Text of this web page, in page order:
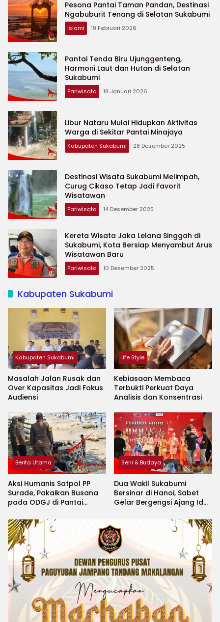
Pesona Pantai Taman Pandan, Destinasi
Ngabuburit Tenang di Selatan Sukabumi
Islami 19 Februari 2026
Pantai Tenda Biru Ujunggenteng,
Harmoni Laut dan Hutan di Selatan
Sukabumi
Pariwisata 18 Januari 2026
Libur Nataru Mulai Hidupkan Aktivitas
Warga di Sekitar Pantai Minajaya
Kabupaten Sukabumi 28 Desember 2025
Destinasi Wisata Sukabumi Melimpah,
Curug Cikaso Tetap Jadi Favorit
Wisatawan
Pariwisata 14 Desember 2025
Kereta Wisata Jaka Lelana Singgah di
Sukabumi, Kota Bersiap Menyambut Arus
Wisatawan Baru
Pariwisata 10 Desember 2025
Kabupaten Sukabumi
Kabupaten Sukabumi
Masalah Jalan Rusak dan
Over Kapasitas Jadi Fokus
Audiensi
life Style
Kebiasaan Membaca
Terbukti Perkuat Daya
Analisis dan Konsentrasi
Berita Utama
Aksi Humanis Satpol PP
Surade, Pakaikan Busana
pada ODGJ di Pantai
Seni & Budaya
Dua Wakil Sukabumi
Bersinar di Hanoi, Sabet
Gelar Bergengsi Ajang Idol